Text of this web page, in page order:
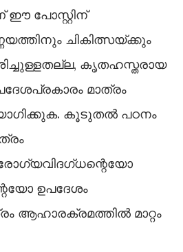
ഈ പോസ്റ്റിന്
ചികിത്സയ്ക്കും
കൃതഹസ്തരായ
മാത്രം
കൂടുതൽ പഠനം
ഉപദേശം
ആഹാരക്രമത്തില്‍ മാറ്റം